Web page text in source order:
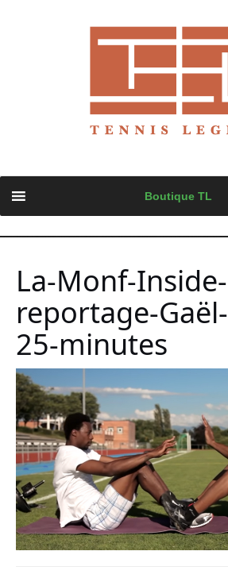
content
Boutique TL
La-Monf-Inside-
reportage-
25-minutes